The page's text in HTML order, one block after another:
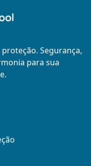
Segurança,
para sua